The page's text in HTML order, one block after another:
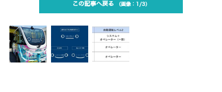
この記事へ戻る 1/3